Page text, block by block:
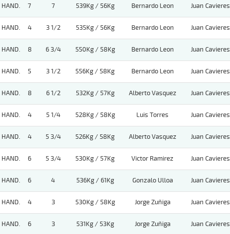
HAND. 7 7 539Kg / 56Kg Bernardo Leon Juan Cavieres
HAND. 4 3 1/2 535Kg / 56Kg Bernardo Leon Juan Cavieres
HAND. 8 6 3/4 550Kg / 58Kg Bernardo Leon Juan Cavieres
HAND. 5 3 1/2 556Kg / 58Kg Bernardo Leon Juan Cavieres
HAND. 8 6 1/2 532Kg / 57Kg Alberto Vasquez Juan Cavieres
HAND. 4 5 1/4 528Kg / 58Kg Luis Torres Juan Cavieres
HAND. 4 5 3/4 526Kg / 58Kg Alberto Vasquez Juan Cavieres
HAND. 6 5 3/4 530Kg / 57Kg Victor Ramirez Juan Cavieres
HAND. 6 4 536Kg / 61Kg Gonzalo Ulloa Juan Cavieres
HAND. 4 3 530Kg / 58Kg Jorge Zuñiga Juan Cavieres
HAND. 6 3 531Kg / 53Kg Jorge Zuñiga Juan Cavieres